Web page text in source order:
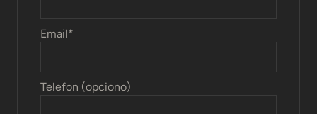
Email*
Telefon (opciono)